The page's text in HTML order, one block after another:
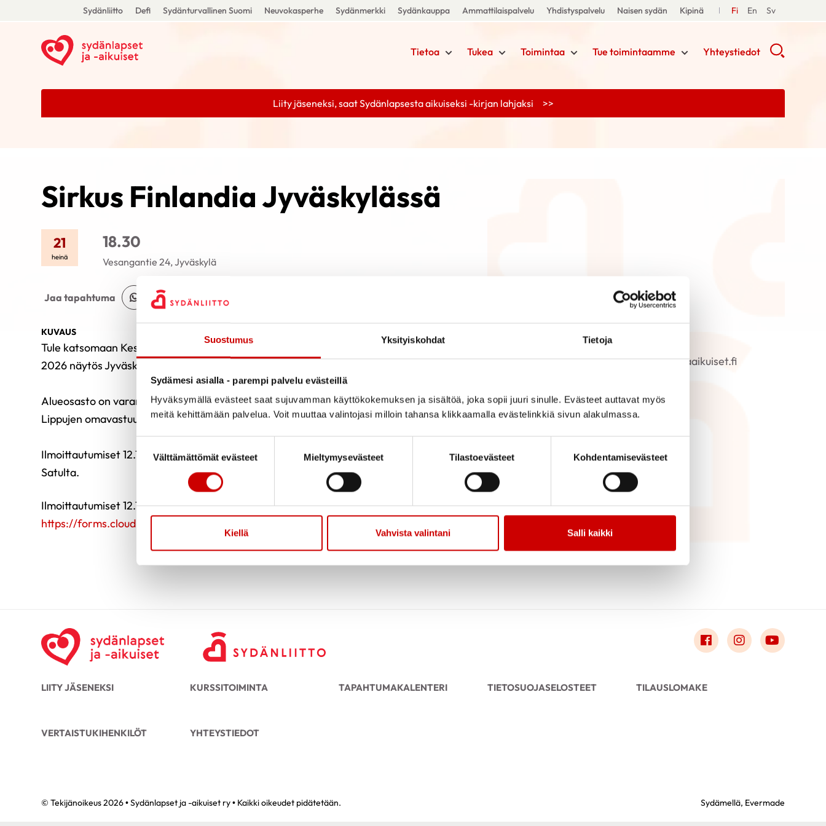
Suostumus Yksityiskohdat Tietoja
Sydämesi asialla - parempi palvelu evästeillä
Hyväksymällä evästeet saat sujuvamman käyttökokemuksen ja sisältöä, joka sopii juuri sinulle. Evästeet auttavat myös
meitä kehittämään palvelua. Voit muuttaa valintojasi milloin tahansa klikkaamalla evästelinkkiä sivun alakulmassa.
Välttämättömät evästeet
Mieltymysevästeet Tilastoevästeet Kohdentamisevästeet
Kiellä Vahvista valintani Salli kaikki
Sydänliitto Defi Sydänturvallinen Suomi Neuvokasperhe Sydänmerkki Sydänkauppa Ammattilaispalvelu Yhdistyspalvelu Naisen sydän Kipinä Fi En Sv
Tietoa Tukea Toimintaa Tue toimintaamme Yhteystiedot
Liity jäseneksi, saat Sydänlapsesta aikuiseksi -kirjan lahjaksi >>
Sirkus Finlandia Jyväskylässä
21
heinä
18.30
Vesangantie 24, Jyväskylä
Jaa tapahtuma Jaa WhatsappJaa Facebook
KUVAUS
Tule katsomaan Keski-Suomen alueosaston kanssa Sirkus Finlandian kesän
2026 näytös Jyväskylän Killerille tiistaina 21.7. klo 18.30.
Alueosasto on varannut rajallisen määrän lippuja, paikat B-katsomossa.
Lippujen omavastuuhinta on 10 €/hlö, alle 3-vuotiaat sylissä maksutta.
Ilmoittautumiset 12.7. mennessä. Tarvittaessa saat lisätietoja tapahtumasta
Satulta.
Ilmoittautumiset 12.7. mennessä:
https://forms.cloud.microsoft/r/Wvpk8PsR2a
LISÄTIEDOT
satu.manninen@sydanlapsetjaaikuiset.fi
Killeri
JÄRJESTÄJÄ
Keski-Suomen alueosasto
Sydänlapset ja -aikuiset ry
Link to facebook
Link to Link to
LIITY JÄSENEKSI KURSSITOIMINTA TAPAHTUMAKALENTERI TIETOSUOJASELOSTEET TILAUSLOMAKE
VERTAISTUKIHENKILÖT YHTEYSTIEDOT
© Tekijänoikeus 2026 • Sydänlapset ja -aikuiset ry • Kaikki oikeudet pidätetään. Sydämellä, Evermade